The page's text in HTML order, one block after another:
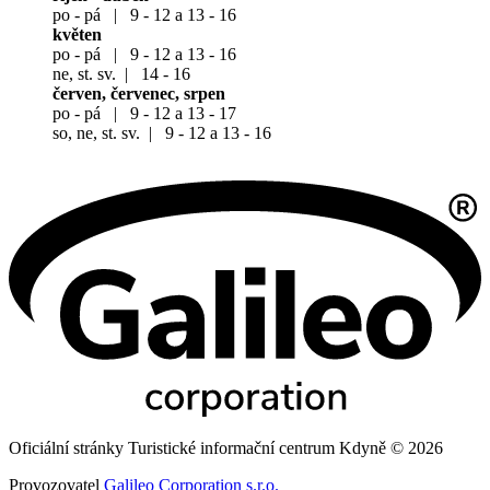
po - pá | 9 - 12 a 13 - 16
květen
po - pá | 9 - 12 a 13 - 16
ne, st. sv. | 14 - 16
červen, červenec, srpen
po - pá | 9 - 12 a 13 - 17
so, ne, st. sv. | 9 - 12 a 13 - 16
Oficiální stránky Turistické informační centrum Kdyně © 2026
Provozovatel Galileo Corporation s.r.o.